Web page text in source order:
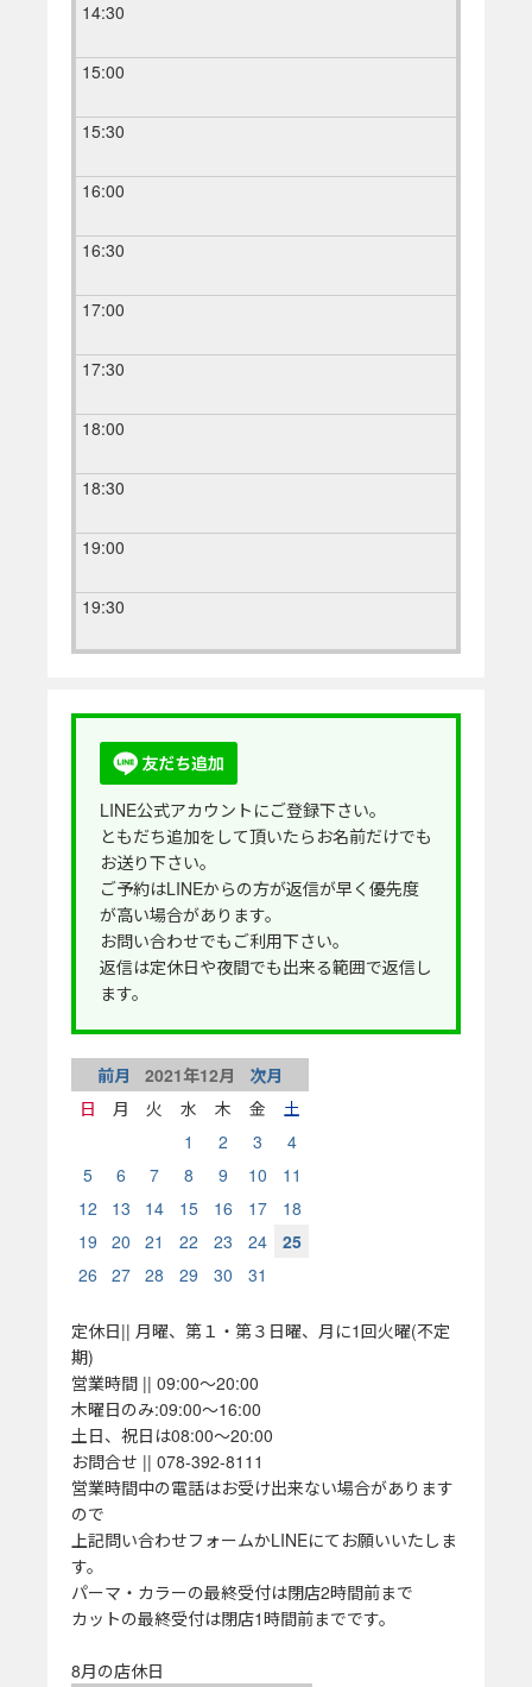
14:30
15:00
15:30
16:00
16:30
17:00
17:30
18:00
18:30
19:00
19:30
LINE公式アカウントにご登録下さい。
ともだち追加をして頂いたらお名前だけでも
お送り下さい。
ご予約はLINEからの方が返信が早く優先度
が高い場合があります。
お問い合わせでもご利用下さい。
返信は定休日や夜間でも出来る範囲で返信し
ます。
前月 2021年12月
次月
日
月 火 水 木 金
土
1
2 3
4
5
6 7 8 9 10
11
12
13 14 15 16 17
18
19
20 21 22 23 24
25
26
27 28 29 30 31
定休日|| 月曜、第１・第３日曜、月に1回火曜(不定
期)
営業時間 || 09:00～20:00
木曜日のみ:09:00～16:00
土日、祝日は08:00～20:00
お問合せ || 078-392-8111
営業時間中の電話はお受け出来ない場合があります
ので
上記問い合わせフォームかLINEにてお願いいたしま
す。
パーマ・カラーの最終受付は閉店2時間前まで
カットの最終受付は閉店1時間前までです。
8月の店休日